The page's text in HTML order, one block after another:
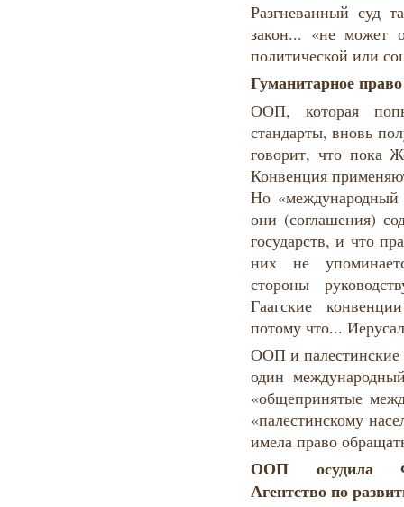
Разгневанный суд
закон... «не может
политической или
Гуманитарное
ООП, которая
стандарты, вновь
говорит, что пока
Конвенция
Но «международный
они (соглашения)
государств, и что
них не
стороны
Гаагские
потому что...
ООП и палестинские
один
«общепринятые
«палестинскому
имела право
ООП осудила
Агентство по